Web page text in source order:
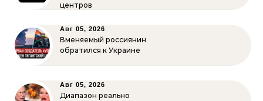
центров
Авг 05, 2026
Вменяемый россиянин
обратился к Украине
Авг 05, 2026
Диапазон реально